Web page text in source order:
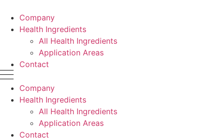
content
Company
Health Ingredients
All Health Ingredients
Application Areas
Contact
Company
Health Ingredients
All Health Ingredients
Application Areas
Contact